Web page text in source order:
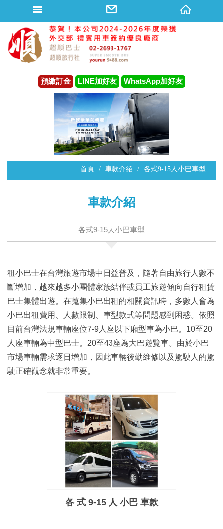
預繳訂金 LINE加好友 WhatsApp加好友
首頁 車款介紹 各式9-15人小巴車型
車款介紹
各式9-15人小巴車型
租小巴士在台灣旅遊市場中日益普及，隨著自由旅行人數不
斷增加，越來越多小團體家族結伴或員工旅遊傾向自行租賃
巴士集體出遊。在蒐集小巴出租的相關資訊時，多數人會為
小巴出租費用、人數限制、車型款式等問題感到困惑。依照
目前台灣法規車輛座位7-9人座以下廂型車為小巴。10至20
人座車輛為中型巴士。20至43座為大巴遊覽車。由於小巴
市場車輛需求逐日增加，因此車輛後勤維修以及駕駛人的駕
駛正確觀念就非常重要。
各 式 9-15 人 小巴 車款